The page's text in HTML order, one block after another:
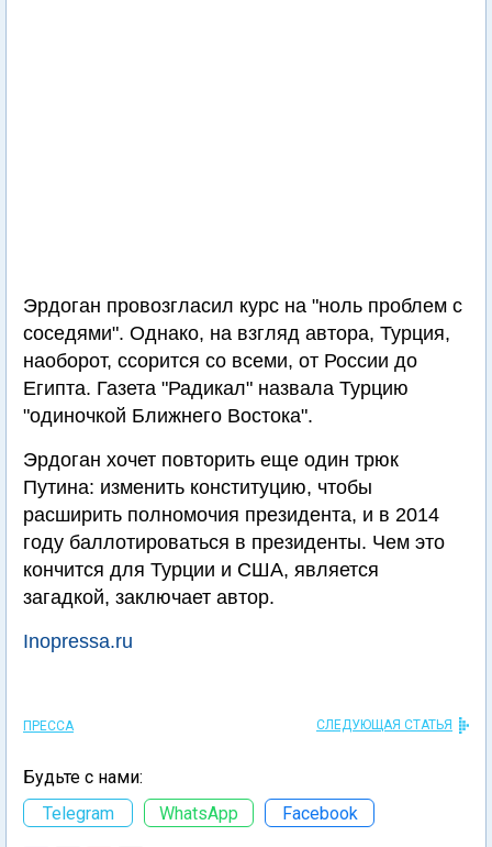
Эрдоган провозгласил курс на "ноль проблем с
соседями". Однако, на взгляд автора, Турция,
наоборот, ссорится со всеми, от России до
Египта. Газета "Радикал" назвала Турцию
"одиночкой Ближнего Востока".
Эрдоган хочет повторить еще один трюк
Путина: изменить конституцию, чтобы
расширить полномочия президента, и в 2014
году баллотироваться в президенты. Чем это
кончится для Турции и США, является
загадкой, заключает автор.
Inopressa.ru
ПРЕССА СЛЕДУЮЩАЯ СТАТЬЯ
Будьте с нами:
Telegram
WhatsApp Facebook